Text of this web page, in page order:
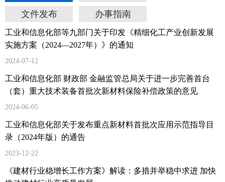
文件发布
办事指南
工业和信息化部等九部门关于印发《精细化工产业创新发展
实施方案（2024—2027年）》的通知
2024-07-12
工业和信息化部 财政部 金融监管总局关于进一步完善首台
（套）重大技术装备首批次新材料保险补偿政策的意见
2024-06-05
工业和信息化部关于发布重点新材料首批次应用示范指导目
录（2024年版）的通告
2023-12-22
《建材行业稳增长工作方案》解读：多措并举稳中求进 加快